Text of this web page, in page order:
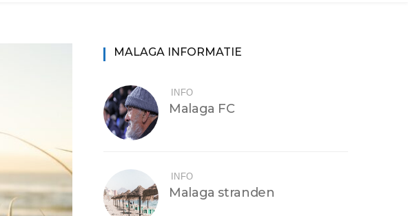
MALAGA INFORMATIE
INFO
Malaga FC
INFO
Malaga stranden